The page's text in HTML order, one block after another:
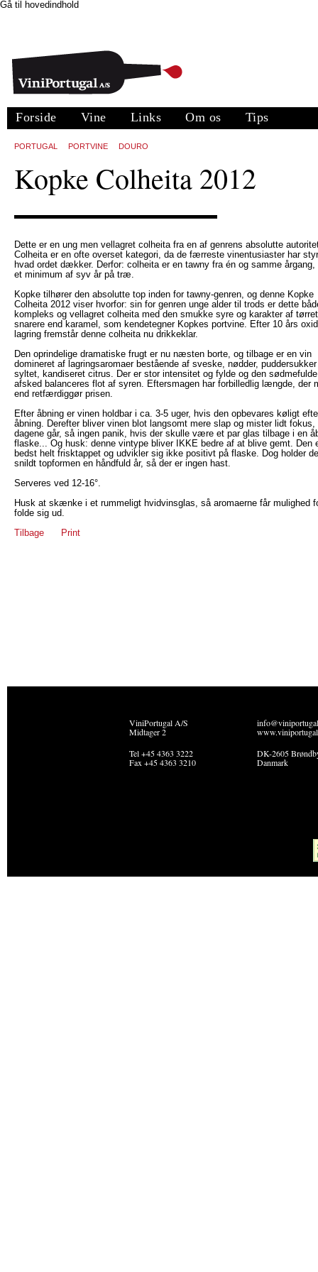
Gå til hovedindhold
Forside Vine Links Om os Tips
PORTUGAL PORTVINE DOURO
Kopke Colheita 2012
Dette er en ung men vellagret colheita fra en af genrens absolutte
Colheita er en ofte overset kategori, da de færreste vinentusiaster har
hvad ordet dækker. Derfor: colheita er en tawny fra én og samme årgang,
et minimum af syv år på træ.
Kopke tilhører den absolutte top inden for tawny-genren, og denne Kopke
Colheita 2012 viser hvorfor: sin for genren unge alder til trods er dette
kompleks og vellagret colheita med den smukke syre og karakter af
snarere end karamel, som kendetegner Kopkes portvine. Efter 10 års
lagring fremstår denne colheita nu drikkeklar.
Den oprindelige dramatiske frugt er nu næsten borte, og tilbage er en vin
domineret af lagringsaromaer bestående af sveske, nødder,
syltet, kandiseret citrus. Der er stor intensitet og fylde og den sødmefulde
afsked balanceres flot af syren. Eftersmagen har forbilledlig længde, der
end retfærdiggør prisen.
Efter åbning er vinen holdbar i ca. 3-5 uger, hvis den opbevares køligt
åbning. Derefter bliver vinen blot langsomt mere slap og mister lidt fokus,
dagene går, så ingen panik, hvis der skulle være et par glas tilbage i en
flaske... Og husk: denne vintype bliver IKKE bedre af at blive gemt. Den
bedst helt frisktappet og udvikler sig ikke positivt på flaske. Dog holder
snildt topformen en håndfuld år, så der er ingen hast.
Serveres ved 12-16°.
Husk at skænke i et rummeligt hvidvinsglas, så aromaerne får mulighed
folde sig ud.
Tilbage
Print
ViniPortugal A/S
Midtager 2
Tel +45 4363 3222
Fax +45 4363 3210
DK-2605
Danmark